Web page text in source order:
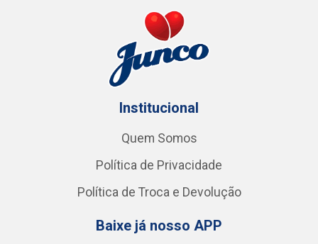
Institucional
Quem Somos
Política de Privacidade
Política de Troca e Devolução
Baixe já nosso APP